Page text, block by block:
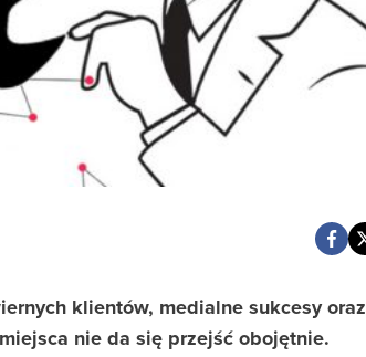
klientów, medialne sukcesy oraz
nie da się przejść obojętnie.